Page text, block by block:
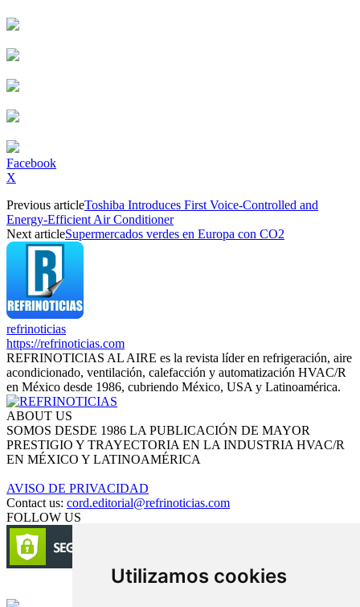
Utilizamos cookies
Facebook
X
Previous articleToshiba Introduces First Voice-Controlled and
Energy-Efficient Air Conditioner
Next articleSupermercados verdes en Europa con CO2
refrinoticias
https://refrinoticias.com
REFRINOTICIAS AL AIRE es la revista líder en refrigeración, aire
acondicionado, ventilación, calefacción y automatización HVAC/R
en México desde 1986, cubriendo México, USA y Latinoamérica.
ABOUT US
SOMOS DESDE 1986 LA PUBLICACIÓN DE MAYOR
PRESTIGIO Y TRAYECTORIA EN LA INDUSTRIA HVAC/R
EN MÉXICO Y LATINOAMÉRICA
AVISO DE PRIVACIDAD
Contact us: cord.editorial@refrinoticias.com
FOLLOW US